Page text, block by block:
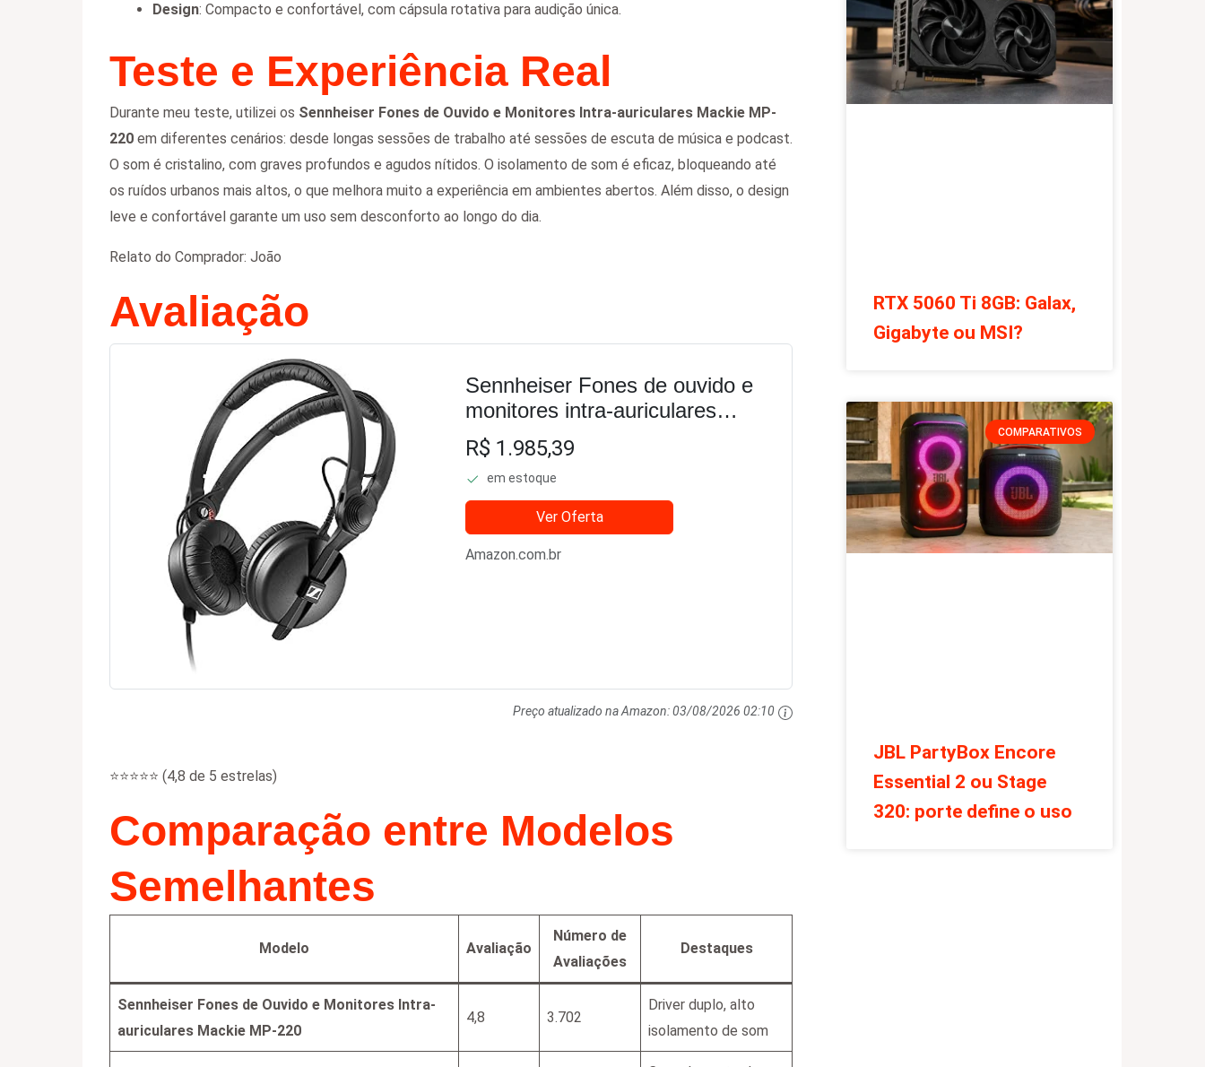
Design: Compacto e confortável, com cápsula rotativa para audição única.
Teste e Experiência Real
Durante meu teste, utilizei os Sennheiser Fones de Ouvido e Monitores Intra-auriculares Mackie MP-
220 em diferentes cenários: desde longas sessões de trabalho até sessões de escuta de música e podcast.
O som é cristalino, com graves profundos e agudos nítidos. O isolamento de som é eficaz, bloqueando até
os ruídos urbanos mais altos, o que melhora muito a experiência em ambientes abertos. Além disso, o design
leve e confortável garante um uso sem desconforto ao longo do dia.
Relato do Comprador: João
Avaliação
Sennheiser Fones de ouvido e
monitores intra-auriculares
Mackie, driver duplo (MP-220),
preto, 1 (506908)
R$ 1.985,39
em estoque
Ver Oferta
Amazon.com.br
Preço atualizado na Amazon:03/08/2026 02:10
⭐⭐⭐⭐⭐ (4,8 de 5 estrelas)
Comparação entre Modelos
Semelhantes
Modelo Avaliação
Número de
Avaliações
Destaques
Sennheiser Fones de Ouvido e Monitores Intra-
auriculares Mackie MP-220
4,8 3.702
Driver duplo, alto
isolamento de som
RTX 5060 Ti 8GB: Galax,
Gigabyte ou MSI?
COMPARATIVOS
JBL PartyBox Encore
Essential 2 ou Stage
320: porte define o uso